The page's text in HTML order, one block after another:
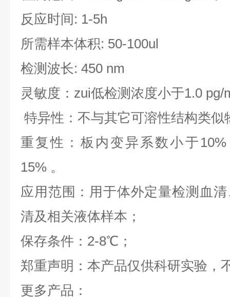
反应时间: 1-5h
所需样本体积: 50-100ul
检测波长: 450 nm
灵敏度：zui低检测浓度小于1.0 pg/
特异性：不与其它可溶性结构类似
重复性：板内变异系数小于
15% 。
应用范围：用于体外定量检测血
清及相关液体样本；
保存条件：2-8℃；
郑重声明：本产品仅供科研实验，
更多产品：